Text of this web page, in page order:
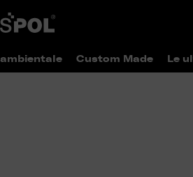
Custom Made Le